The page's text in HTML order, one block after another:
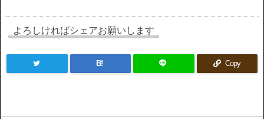
よろしければシェアお願いします
B! Copy